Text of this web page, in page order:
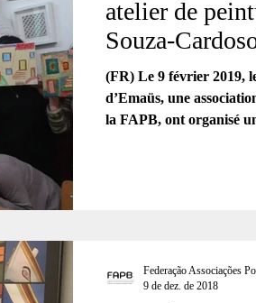
Cultura
atelier de
Souza-
(FR) Le 9 février 2019,
d’Emaüs, une association portugaise de Bruxelles membre de
la FAPB, ont organisé
Federação Associações
9 de dez. de 2018